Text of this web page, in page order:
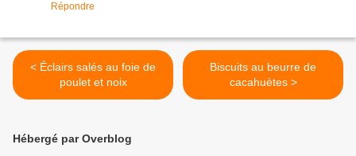
Répondre
< Éclairs salés au foie de
poulet et noix
Biscuits au beurre de
cacahuètes >
Hébergé par Overblog